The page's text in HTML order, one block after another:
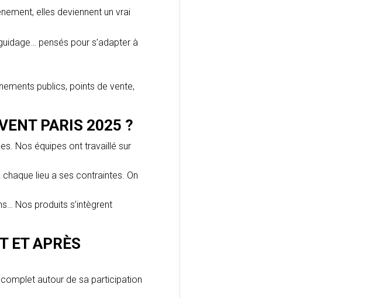
elles deviennent un vrai
pensés pour s’adapter à
publics, points de vente,
PARIS 2025 ?
Nos équipes ont travaillé sur
lieu a ses contraintes. On
Nos produits s’intègrent
ET APRÈS
autour de sa participation